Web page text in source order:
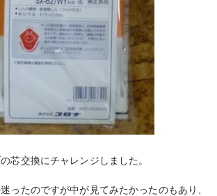
芯交換にチャレンジしました。
ったのですが中が見てみたかったのもあり、